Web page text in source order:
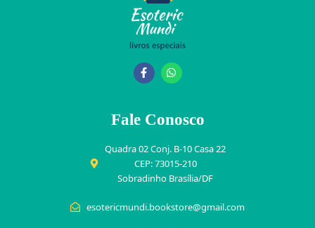
Fale Conosco
Quadra 02 Conj. B-10 Casa 22
CEP: 73015-210
Sobradinho Brasília/DF
esotericmundi.bookstore@gmail.com